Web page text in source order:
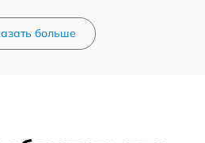
больше